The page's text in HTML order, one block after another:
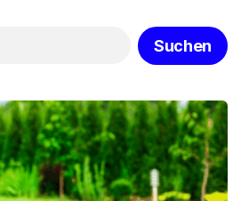
Suchen